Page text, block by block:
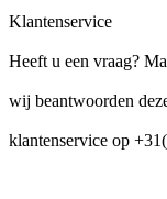
Klantenservice
Heeft u een vraag?
wij beantwoorden
klantenservice op